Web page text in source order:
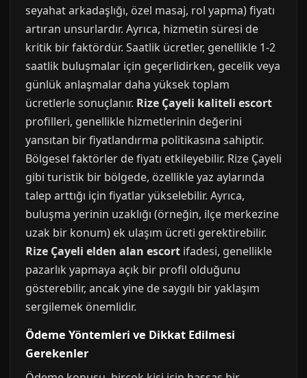
seyahat arkadaşlığı, özel masaj, rol yapma) fiyatı
artıran unsurlardır. Ayrıca, hizmetin süresi de
kritik bir faktördür. Saatlik ücretler, genellikle 1-2
saatlik buluşmalar için geçerlidirken, gecelik veya
günlük anlaşmalar daha yüksek toplam
ücretlerle sonuçlanır. Rize Çayeli kaliteli escort
profilleri, genellikle hizmetlerinin değerini
yansıtan bir fiyatlandırma politikasına sahiptir.
Bölgesel faktörler de fiyatı etkileyebilir. Rize Çayeli
gibi turistik bir bölgede, özellikle yaz aylarında
talep arttığı için fiyatlar yükselebilir. Ayrıca,
buluşma yerinin uzaklığı (örneğin, ilçe merkezine
uzak bir konum) ek ulaşım ücreti gerektirebilir.
Rize Çayeli elden alan escort ifadesi, genellikle
pazarlık yapmaya açık bir profil olduğunu
gösterebilir, ancak yine de saygılı bir yaklaşım
sergilemek önemlidir.
Ödeme Yöntemleri ve Dikkat Edilmesi
Gerekenler